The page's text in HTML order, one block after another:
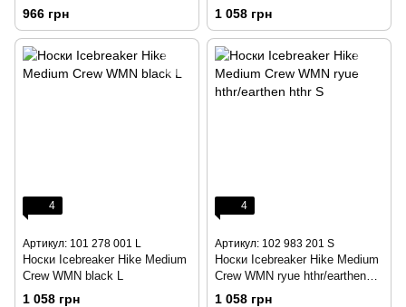
966 грн 1 058 грн
4
Артикул: 101 278 001 L
Носки Icebreaker Hike Medium
Crew WMN black L
1 058 грн
4
Артикул: 102 983 201 S
Носки Icebreaker Hike Medium
Crew WMN ryue hthr/earthen
hthr S
1 058 грн